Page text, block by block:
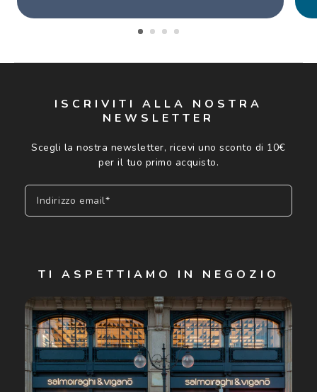
ISCRIVITI ALLA NOSTRA
NEWSLETTER
Scegli la nostra newsletter, ricevi uno sconto di 10€
per il tuo primo acquisto.
Indirizzo email*
Cliccando su "Iscriviti", confermo di avere più di 16 anni e
acconsento all'utilizzo dei miei Dati Personali da parte di
Luxottica Group S.p.A. per l'invio di offerte speciali, novità
ed altre comunicazioni di carattere pubblicitario (consultare
Informativa sulla privacyper ulteriori informazioni).
TI ASPETTIAMO IN NEGOZIO